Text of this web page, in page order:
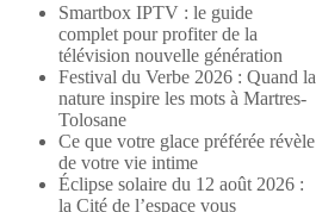
Smartbox IPTV : le guide
complet pour profiter de la
télévision nouvelle génération
Festival du Verbe 2026 : Quand la
nature inspire les mots à Martres-
Tolosane
Ce que votre glace préférée révèle
de votre vie intime
Éclipse solaire du 12 août 2026 :
la Cité de l’espace vous